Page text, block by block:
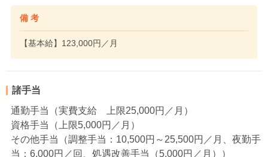
備 考
【基本給】123,000円／月
諸手当
通勤手当（実費支給 上限25,000円／月）
資格手当（上限5,000円／月）
その他手当（調整手当：10,500円～25,500円／月、夜勤手
当：6,000円／回、処遇改善手当（5,000円／月））